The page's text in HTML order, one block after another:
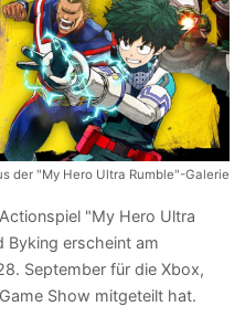
der "My Hero Ultra Rumble"-Galerie
"My Hero Ultra
Byking erscheint am
September für die Xbox,
Show mitgeteilt hat.